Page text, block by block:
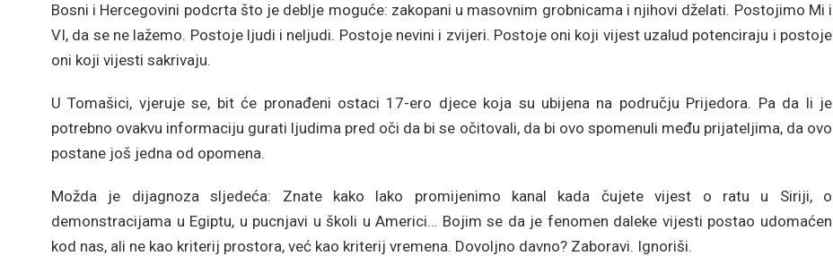
Bosni i Hercegovini podcrta što je deblje moguće: zakopani u masovnim grobnicama i njihovi dželati. Postojimo Mi i
VI, da se ne lažemo. Postoje ljudi i neljudi. Postoje nevini i zvijeri. Postoje oni koji vijest uzalud potenciraju i postoje
oni koji vijesti sakrivaju.
U Tomašici, vjeruje se, bit će pronađeni ostaci 17-ero djece koja su ubijena na području Prijedora. Pa da li je
potrebno ovakvu informaciju gurati ljudima pred oči da bi se očitovali, da bi ovo spomenuli među prijateljima, da ovo
postane još jedna od opomena.
Možda je dijagnoza sljedeća: Znate kako lako promijenimo kanal kada čujete vijest o ratu u Siriji, o
demonstracijama u Egiptu, u pucnjavi u školi u Americi… Bojim se da je fenomen daleke vijesti postao udomaćen
kod nas, ali ne kao kriterij prostora, već kao kriterij vremena. Dovoljno davno? Zaboravi. Ignoriši.